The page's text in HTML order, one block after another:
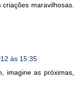
maravilhosas.
às 15:35
imagine as próximas,